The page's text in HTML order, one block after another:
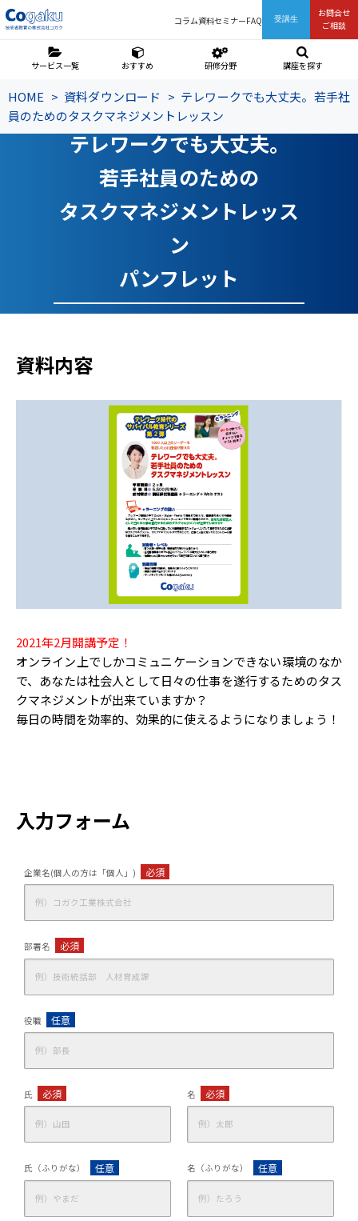
コラム資料セミナーFAQ 受講生
お問合せ
ご相談
サービス一覧 おすすめ 研修分野 講座を探す
HOME 資料ダウンロード
テレワークでも大丈夫。若手社
員のためのタスクマネジメントレッスン
テレワークでも大丈夫。
若手社員のための
タスクマネジメントレッス
ン
パンフレット
資料内容
2021年2月開講予定！
オンライン上でしかコミュニケーションできない環境のなか
で、あなたは社会人として日々の仕事を遂行するためのタス
クマネジメントが出来ていますか？
毎日の時間を効率的、効果的に使えるようになりましょう！
入力フォーム
企業名(個人の方は「個人」) 必須
部署名 必須
役職 任意
氏 必須 名 必須
氏（ふりがな） 任意 名（ふりがな） 任意